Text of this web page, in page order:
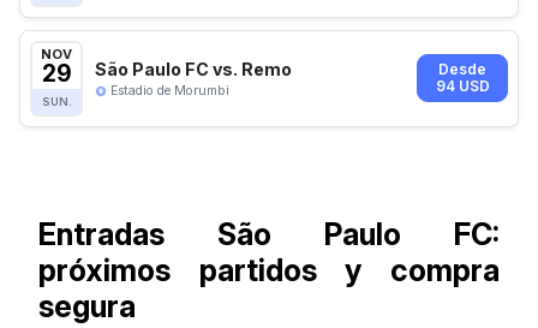
NOV
29
SUN.
São Paulo FC vs. Remo
Estadio de Morumbi
Desde
94 USD
Entradas São Paulo FC:
próximos partidos y compra
segura